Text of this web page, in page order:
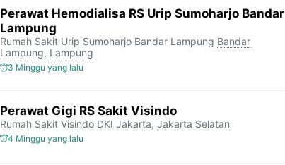
Perawat Hemodialisa RS Urip Sumoharjo Bandar
Lampung
Rumah Sakit Urip Sumoharjo Bandar Lampung Bandar
Lampung, Lampung
3 Minggu yang lalu
Perawat Gigi RS Sakit Visindo
Rumah Sakit Visindo DKI Jakarta, Jakarta Selatan
4 Minggu yang lalu